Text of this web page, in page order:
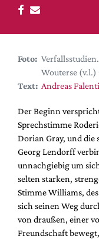
Kalender
Premierensuche
Festival-Planer
Hefte
Alle Hefte
Leseproben
Podcast
Service
Shop / Abo
Newsletter
Redaktion
Autor:innen
Foto:
Wouterse
Text: Andreas
Der Beginn
Sprechstimme
Dorian Gray, und die
Georg Lendorff
unnachgiebig um
selten starken,
Stimme Williams,
sich seinen Weg
von draußen, einer
Freundschaft